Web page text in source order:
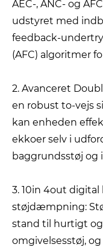
AEC-, ANC- og
udstyret med
feedback-
(AFC) algoritmer
2. Avanceret
en robust to-vejs
kan enheden
ekkoer selv i
baggrundsstøj
3. 10in 4out
støjdæmpning:
stand til hurtigt
omgivelsesstøj,